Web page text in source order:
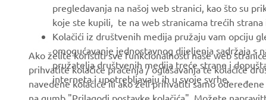
Become a Dealer
Human Rights Policy
Sustainability Basic Policy
Whistleblower Channel
Partnerships
Technical information for
independent dealers
Yamalube Safety Data
Sheets
pregledavanja na našoj web stranici, kao što su
koje ste kupili, te na web stranicama trećih
Kolačići iz društvenih medija pružaju vam opciju
omogućavanje jednostavnog dijeljenja sadržaja s
pružatelja društvenih medija treće strane i
interneta i upotrebljavaju ih u svoje svrhe.
Ako želite koristiti sve funkcionalnosti naše web
prihvatite kolačiće praćenja / oglašavanja te kolačiće
navedene kolačiće ili ako želi prihvatiti samo
na gumb "Prilagodi postavke kolačića". Možete